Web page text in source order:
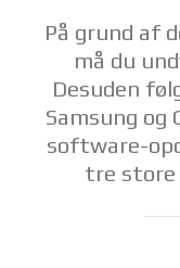
På grund af
må du
Desuden
Samsung og
software-
tre store